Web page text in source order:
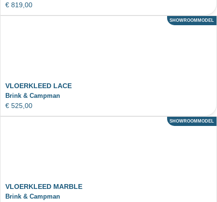
€ 819,00
ACTIE
SHOWROOMMODEL
VLOERKLEED LACE
Brink & Campman
€ 525,00
ACTIE
SHOWROOMMODEL
VLOERKLEED MARBLE
Brink & Campman